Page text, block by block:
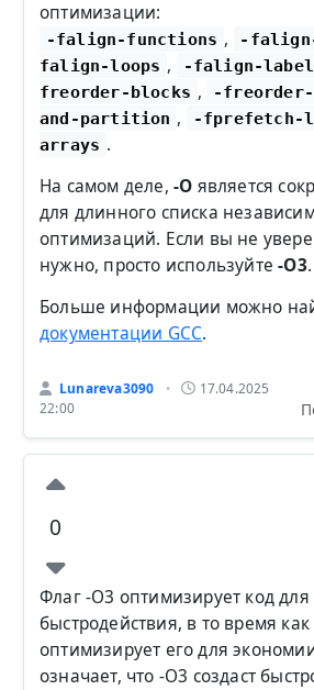
оптимизации:
-falign-functions , -
falign-loops , -falign-
freorder-blocks ,
-
and-partition ,
-fprefetch-
arrays .
На самом деле, -O является
для длинного списка
оптимизаций. Если вы не
нужно, просто используйте-O3.
Больше информации можно
документации GCC.
Lunareva3090 •
17.04.2025
22:00
0
Флаг -O3 оптимизирует код для
быстродействия, в то время как
оптимизирует его для
означает, что -O3 создаст